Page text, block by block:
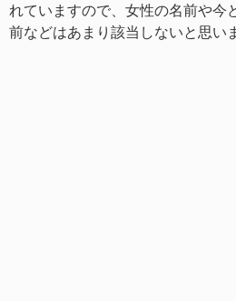
れていますので、女性の名前や今
前などはあまり該当しないと思い